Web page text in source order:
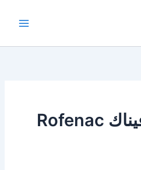
سعر دواء روفيناك Rofenac